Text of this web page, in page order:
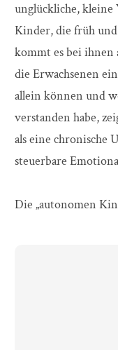
unglückliche,
Kinder, die früh
kommt es bei ihnen
die Erwachsenen
allein können und
verstanden habe,
als eine chronische
steuerbare
Die „autonomen